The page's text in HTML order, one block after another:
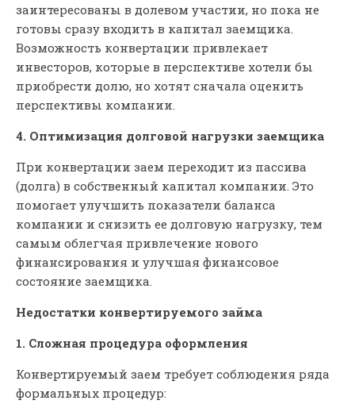
заинтересованы в долевом участии, но пока не
готовы сразу входить в капитал заемщика.
Возможность конвертации привлекает
инвесторов, которые в перспективе хотели бы
приобрести долю, но хотят сначала оценить
перспективы компании.
4. Оптимизация долговой нагрузки заемщика
При конвертации заем переходит из пассива
(долга) в собственный капитал компании. Это
помогает улучшить показатели баланса
компании и снизить ее долговую нагрузку, тем
самым облегчая привлечение нового
финансирования и улучшая финансовое
состояние заемщика.
Недостатки конвертируемого займа
1. Сложная процедура оформления
Конвертируемый заем требует соблюдения ряда
формальных процедур: